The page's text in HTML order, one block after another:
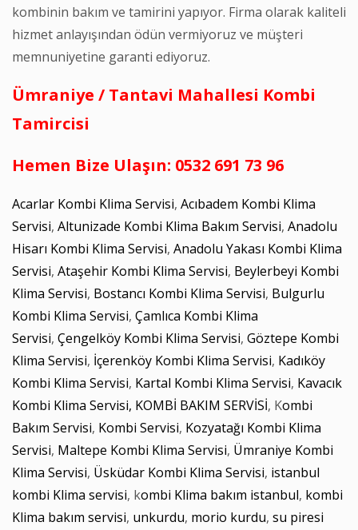
kombinin bakım ve tamirini yapıyor. Firma olarak kaliteli
hizmet anlayışından ödün vermiyoruz ve müşteri
memnuniyetine garanti ediyoruz.
Ümraniye / Tantavi Mahallesi Kombi
Tamircisi
Hemen Bize Ulaşın: 0532 691 73 96
Acarlar Kombi Klima Servisi, Acıbadem Kombi Klima
Servisi, Altunizade Kombi Klima Bakım Servisi, Anadolu
Hisarı Kombi Klima Servisi, Anadolu Yakası Kombi Klima
Servisi, Ataşehir Kombi Klima Servisi, Beylerbeyi Kombi
Klima Servisi, Bostancı Kombi Klima Servisi, Bulgurlu
Kombi Klima Servisi, Çamlıca Kombi Klima
Servisi, Çengelköy Kombi Klima Servisi, Göztepe Kombi
Klima Servisi, İçerenköy Kombi Klima Servisi, Kadıköy
Kombi Klima Servisi, Kartal Kombi Klima Servisi, Kavacık
Kombi Klima Servisi, KOMBİ BAKIM SERVİSİ, Kombi
Bakım Servisi, Kombi Servisi, Kozyatağı Kombi Klima
Servisi, Maltepe Kombi Klima Servisi, Ümraniye Kombi
Klima Servisi, Üsküdar Kombi Klima Servisi, istanbul
kombi Klima servisi, kombi Klima bakım istanbul, kombi
Klima bakım servisi, unkurdu, morio kurdu, su piresi